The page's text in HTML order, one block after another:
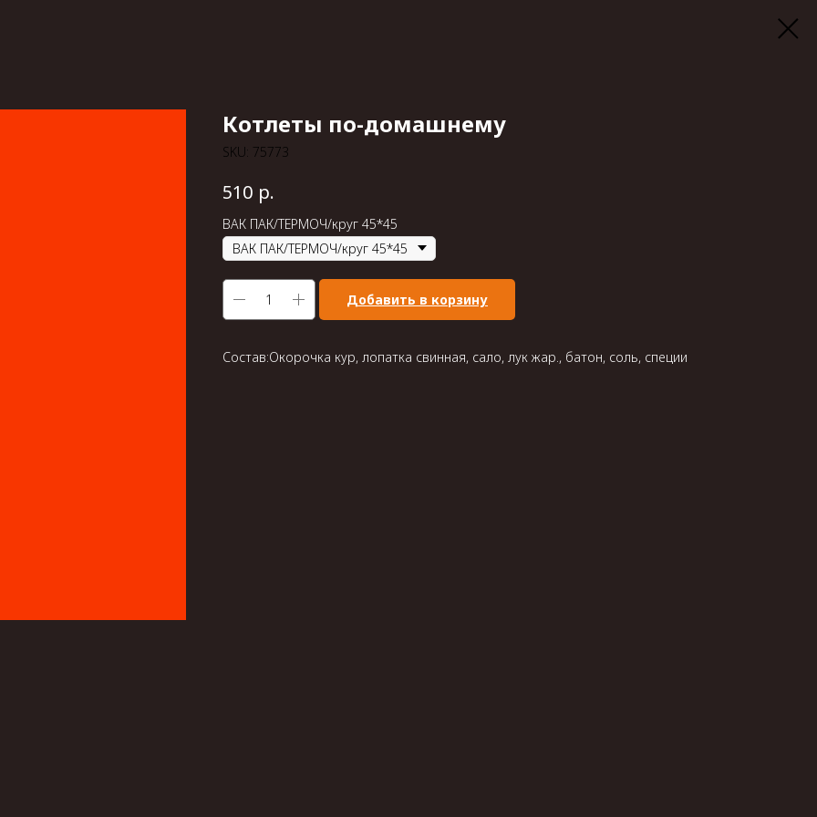
Котлеты по-домашнему
SKU: 75773
510 р.
ВАК ПАК/ТЕРМОЧ/круг 45*45
Добавить в корзину
Состав:Окорочка кур, лопатка свинная, сало, лук жар., батон, соль, специи